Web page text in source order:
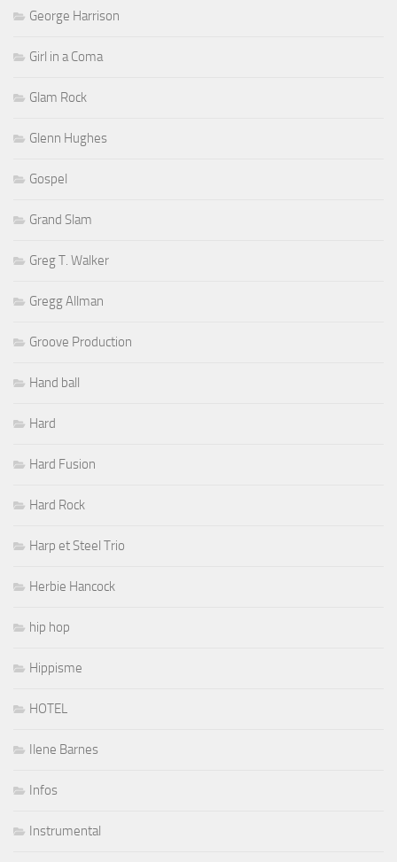
George Harrison
Girl in a Coma
Glam Rock
Glenn Hughes
Gospel
Grand Slam
Greg T. Walker
Gregg Allman
Groove Production
Hand ball
Hard
Hard Fusion
Hard Rock
Harp et Steel Trio
Herbie Hancock
hip hop
Hippisme
HOTEL
Ilene Barnes
Infos
Instrumental